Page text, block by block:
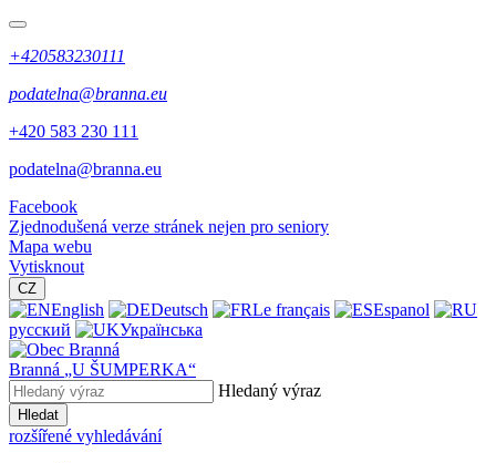
+420583230111
podatelna@branna.eu
+420 583 230 111
podatelna@branna.eu
Facebook
Zjednodušená verze stránek nejen pro seniory
Mapa webu
Vytisknout
CZ
English Deutsch Le français
Espanol
русский
Українська
Branná „U ŠUMPERKA“
Hledaný výraz
Hledat
rozšířené vyhledávání